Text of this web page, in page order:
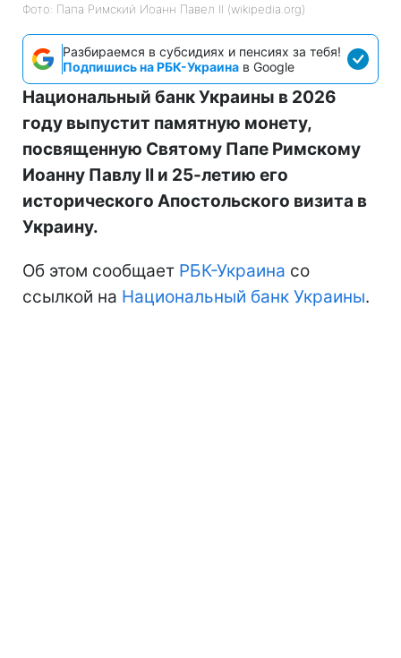
Фото: Папа Римский Иоанн Павел II (wikipedia.org)
Разбираемся в субсидиях и пенсиях за тебя!
Подпишись на РБК-Украина в Google
Национальный банк Украины в 2026
году выпустит памятную монету,
посвященную Святому Папе Римскому
Иоанну Павлу II и 25-летию его
исторического Апостольского визита в
Украину.
Об этом сообщает РБК-Украина со
ссылкой на Национальный банк Украины.